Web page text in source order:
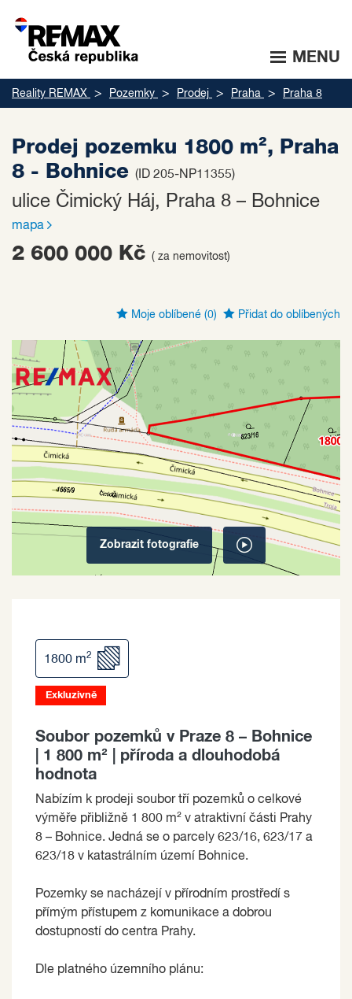
MENU
Reality REMAX Pozemky Prodej Praha Praha 8
Prodej pozemku 1800 m², Praha
8 - Bohnice (ID 205-NP11355)
ulice Čimický Háj, Praha 8 – Bohnice
mapa
2 600 000 Kč ( za nemovitost)
Moje oblíbené (0) Přidat do oblíbených
Zobrazit fotografie
1800 m2
Exkluzivně
Soubor pozemků v Praze 8 – Bohnice
| 1 800 m² | příroda a dlouhodobá
hodnota
Nabízím k prodeji soubor tří pozemků o celkové
výměře přibližně 1 800 m² v atraktivní části Prahy
8 – Bohnice. Jedná se o parcely 623/16, 623/17 a
623/18 v katastrálním území Bohnice.
Pozemky se nacházejí v přírodním prostředí s
přímým přístupem z komunikace a dobrou
dostupností do centra Prahy.
Dle platného územního plánu: